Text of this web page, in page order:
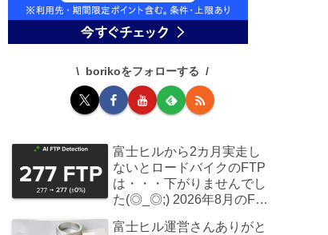
borikoをフォローする
富士ヒルから2カ月実走し
ないとロードバイクのFTP
は・・・下がりませんでし
た(◎_◎;) 2026年8月のFTP
富士ヒル運営さんありがと